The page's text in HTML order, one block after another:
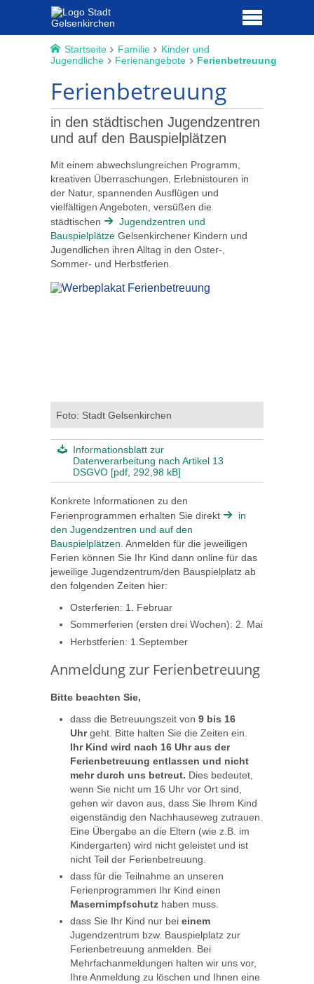
Startseite Familie
Kinder und
Jugendliche
Ferienangebote Ferienbetreuung
Ferienbetreuung
in den städtischen Jugendzentren
und auf den Bauspielplätzen
Mit einem abwechslungreichen Programm,
kreativen Überraschungen, Erlebnistouren in
der Natur, spannenden Ausflügen und
vielfältigen Angeboten, versüßen die
städtischen
Jugendzentren und
Bauspielplätze Gelsenkirchener Kindern und
Jugendlichen ihren Alltag in den Oster-,
Sommer- und Herbstferien.
Foto: Stadt Gelsenkirchen
Informationsblatt zur
Datenverarbeitung nach Artikel 13
DSGVO [pdf, 292,98 kB]
Konkrete Informationen zu den
Ferienprogrammen erhalten Sie direkt
in
den Jugendzentren und auf den
Bauspielplätzen . Anmelden für die jeweiligen
Ferien können Sie Ihr Kind dann online für das
jeweilige Jugendzentrum/den Bauspielplatz ab
den folgenden Zeiten hier:
Osterferien: 1. Februar
Sommerferien (ersten drei Wochen): 2. Mai
Herbstferien: 1.September
Anmeldung zur Ferienbetreuung
Bitte beachten Sie,
dass die Betreuungszeit von 9 bis 16
Uhrgeht. Bitte halten Sie die Zeiten ein.
Ihr Kind wird nach 16 Uhr aus der
Ferienbetreuung entlassen und nicht
mehr durch uns betreut. Dies bedeutet,
wenn Sie nicht um 16 Uhr vor Ort sind,
gehen wir davon aus, dass Sie Ihrem Kind
eigenständig den Nachhauseweg zutrauen.
Eine Übergabe an die Eltern (wie z.B. im
Kindergarten) wird nicht geleistet und ist
nicht Teil der Ferienbetreuung.
dass für die Teilnahme an unseren
Ferienprogrammen Ihr Kind einen
Masernimpfschutz haben muss.
dass Sie Ihr Kind nur bei einem
Jugendzentrum bzw. Bauspielplatz zur
Ferienbetreuung anmelden. Bei
Mehrfachanmeldungen halten wir uns vor,
Ihre Anmeldung zu löschen und Ihnen eine